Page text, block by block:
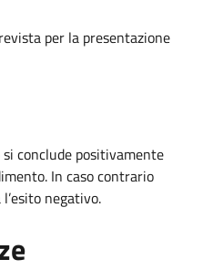
per la presentazione
conclude positivamente
In caso contrario
negativo.